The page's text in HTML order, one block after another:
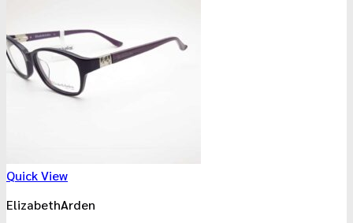
Quick View
ElizabethArden